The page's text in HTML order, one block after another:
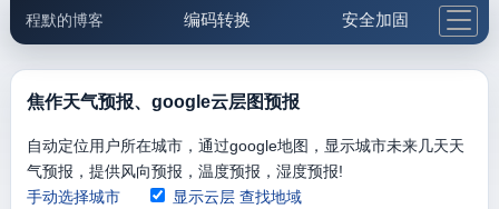
程默的博客 编码转换 安全加固
邮件工具 生活便民
5.1支付宝大红包
焦作天气预报、google云层图预报
自动定位用户所在城市，通过google地图，显示城市未来几天天
气预报，提供风向预报，温度预报，湿度预报!
手动选择城市
显示云层 查找地域